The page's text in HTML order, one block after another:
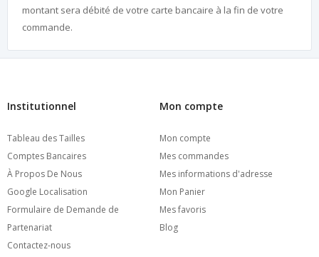
montant sera débité de votre carte bancaire à la fin de votre
commande.
Institutionnel
Tableau des Tailles
Comptes Bancaires
À Propos De Nous
Google Localisation
Formulaire de Demande de
Partenariat
Contactez-nous
Mon compte
Mon compte
Mes commandes
Mes informations d'adresse
Mon Panier
Mes favoris
Blog